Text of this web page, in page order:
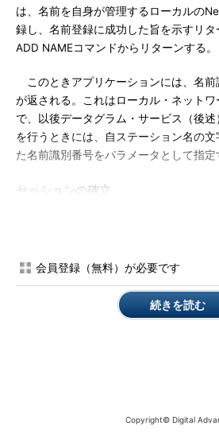
は、名前を自身が管理するローカルの
録し、名前登録に成功した旨を示すリ
ADD NAMEコマンドからリターンする。
このときアプリケーションには、名前
が返される。これはローカル・ネット
で、以後データグラム・サービス（後
を行うときには、自ステーション名の
た名前識別番号をパラメータとして指定
セッションの確立
てデータをやりとりする。データの送受
出やエラー訂正の機能が有効なので、信
ある（相手がデータを確実に受け取った
会員登録（無料）が必要です
続きを読む
Copyright© Digital